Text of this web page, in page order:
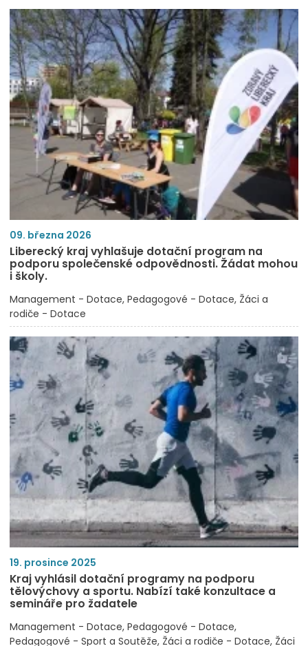
09. března 2026
Liberecký kraj vyhlašuje dotační program na
podporu společenské odpovědnosti. Žádat mohou
i školy.
Management - Dotace Pedagogové - Dotace Žáci a
rodiče - Dotace
19. prosince 2025
Kraj vyhlásil dotační programy na podporu
tělovýchovy a sportu. Nabízí také konzultace a
semináře pro žadatele
Management - Dotace Pedagogové - Dotace
Pedagogové - Sport a Soutěže Žáci a rodiče - Dotace Žáci